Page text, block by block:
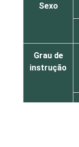
Sexo
Grau de
instrução